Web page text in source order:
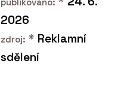
2026
zdroj: * Reklamní
sdělení